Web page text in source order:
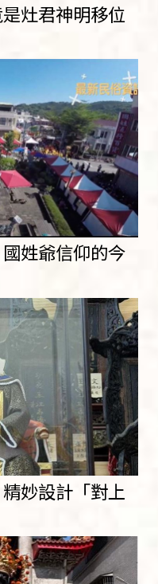
灶君神明移位
姓爺信仰的今
妙設計「對上